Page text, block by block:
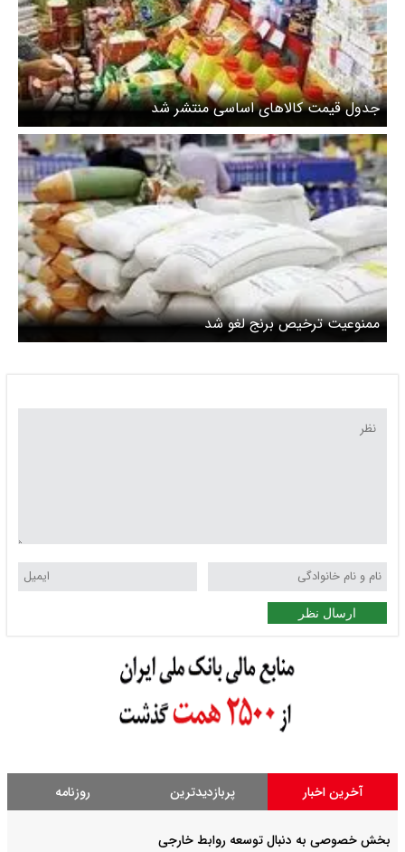
جدول قیمت کالاهای اساسی منتشر شد
ممنوعیت ترخیص برنج لغو شد
ارسال نظر
آخرین اخبار پربازدیدترین روزنامه
بخش خصوصی به دنبال توسعه روابط خارجی